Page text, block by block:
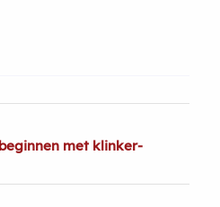
met klinker-